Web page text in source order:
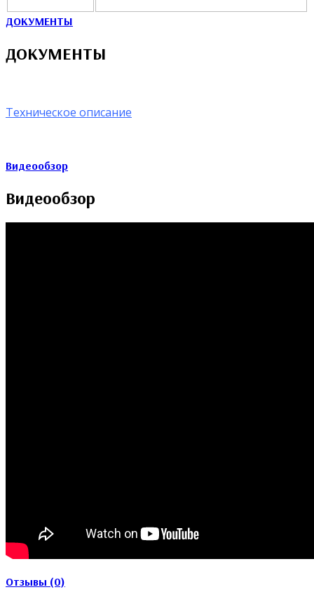
ДОКУМЕНТЫ
ДОКУМЕНТЫ
Техническое описание
Видеообзор
Видеообзор
Отзывы (0)